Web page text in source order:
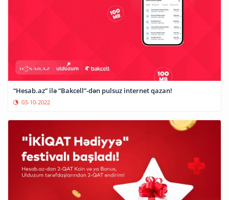
“Hesab.az” ilə “Bakcell”-dən pulsuz internet qazan!
03-10-2022